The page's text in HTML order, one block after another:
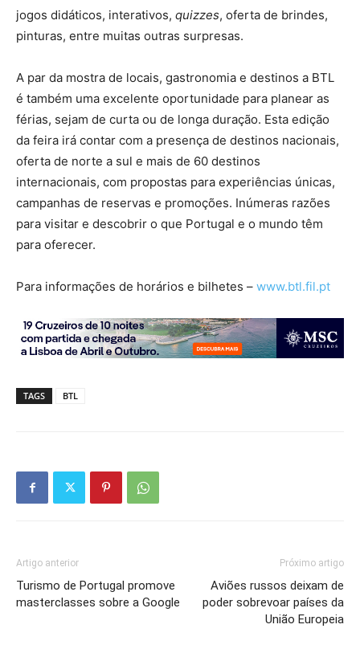
jogos didáticos, interativos, quizzes, oferta de brindes,
pinturas, entre muitas outras surpresas.
A par da mostra de locais, gastronomia e destinos a BTL
é também uma excelente oportunidade para planear as
férias, sejam de curta ou de longa duração. Esta edição
da feira irá contar com a presença de destinos nacionais,
oferta de norte a sul e mais de 60 destinos
internacionais, com propostas para experiências únicas,
campanhas de reservas e promoções. Inúmeras razões
para visitar e descobrir o que Portugal e o mundo têm
para oferecer.
Para informações de horários e bilhetes – www.btl.fil.pt
TAGS BTL
Artigo anterior
Turismo de Portugal promove
masterclasses sobre a Google
Próximo artigo
Aviões russos deixam de
poder sobrevoar países da
União Europeia